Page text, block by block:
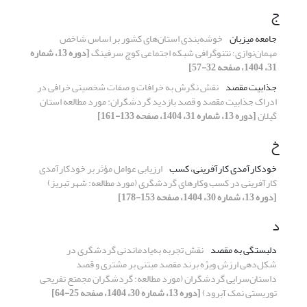
ج
جامعه میزبان خوشه‌بندی استان‌های کشور بر اساس شاخص
مهمان‌نوازی؛ نتنوگرافی شبکه اجتماعی کوچ سرفینگ [دوره 13، شماره
31، 1404، صفحه 32-57]
جذابیت مقصد نقش نگرش به خرافات و صفات شخصیتی خرافی در
ادراک جذابیت مقصد و قصد بازدید گردشگران: مورد مطالعه استان
گیلان[دوره 13، شماره 31، 1404، صفحه 133-161]
خ
خودکارآمدی کارآفرینی، کسب­ ارزیابی عوامل مؤثر بر خودکارآمدی
کارآفرینی در کسب­ وکارهای گردشگری (مورد مطالعه: شهر تبریز)
[دوره 13، شماره 30، 1404، صفحه 153-178]
د
دلبستگی به مقصد نقش تجربه به‌یادماندنی گردشگری در
شکل‌دهی ارزش ویژه برند مقصد مبتنی بر مشتری و قصد
داستان‌سرایی ‌گردشگران (مورد مطالعه: گردشگران مجمتع تفریحی
توریستی نمک آبرود)[دوره 13، شماره 30، 1404، صفحه 25-64]